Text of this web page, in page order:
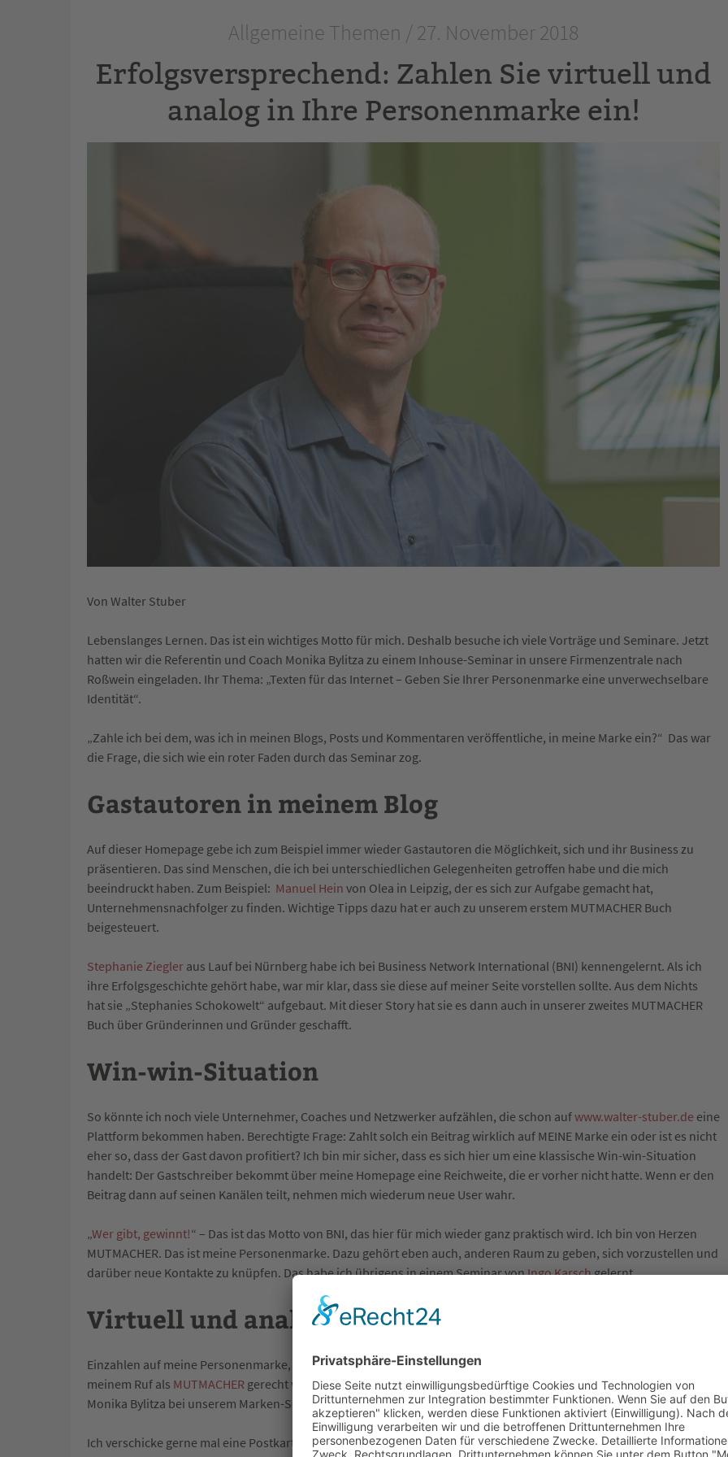
Allgemeine Themen / 27. November 2018
Erfolgsversprechend: Zahlen Sie virtuell und
analog in Ihre Personenmarke ein!
Von Walter Stuber
Lebenslanges Lernen. Das ist ein wichtiges Motto für mich. Deshalb besuche ich viele Vorträge und Seminare. Jetzt
hatten wir die Referentin und Coach Monika Bylitza zu einem Inhouse-Seminar in unsere Firmenzentrale nach
Roßwein eingeladen. Ihr Thema: „Texten für das Internet – Geben Sie Ihrer Personenmarke eine unverwechselbare
Identität“.
„Zahle ich bei dem, was ich in meinen Blogs, Posts und Kommentaren veröffentliche, in meine Marke ein?“ Das war
die Frage, die sich wie ein roter Faden durch das Seminar zog.
Gastautoren in meinem Blog
Auf dieser Homepage gebe ich zum Beispiel immer wieder Gastautoren die Möglichkeit, sich und ihr Business zu
präsentieren. Das sind Menschen, die ich bei unterschiedlichen Gelegenheiten getroffen habe und die mich
beeindruckt haben. Zum Beispiel: Manuel Hein von Olea in Leipzig, der es sich zur Aufgabe gemacht hat,
Unternehmensnachfolger zu finden. Wichtige Tipps dazu hat er auch zu unserem erstem MUTMACHER Buch
beigesteuert.
Stephanie Ziegler aus Lauf bei Nürnberg habe ich bei Business Network International (BNI) kennengelernt. Als ich
ihre Erfolgsgeschichte gehört habe, war mir klar, dass sie diese auf meiner Seite vorstellen sollte. Aus dem Nichts
hat sie „Stephanies Schokowelt“ aufgebaut. Mit dieser Story hat sie es dann auch in unserer zweites MUTMACHER
Buch über Gründerinnen und Gründer geschafft.
Win-win-Situation
So könnte ich noch viele Unternehmer, Coaches und Netzwerker aufzählen, die schon aufwww.walter-stuber.de eine
Plattform bekommen haben. Berechtigte Frage: Zahlt solch ein Beitrag wirklich auf MEINE Marke ein oder ist es nicht
eher so, dass der Gast davon profitiert? Ich bin mir sicher, dass es sich hier um eine klassische Win-win-Situation
handelt: Der Gastschreiber bekommt über meine Homepage eine Reichweite, die er vorher nicht hatte. Wenn er den
Beitrag dann auf seinen Kanälen teilt, nehmen mich wiederum neue User wahr.
„Wer gibt, gewinnt!“ – Das ist das Motto von BNI, das hier für mich wieder ganz praktisch wird. Ich bin von Herzen
MUTMACHER. Das ist meine Personenmarke. Dazu gehört eben auch, anderen Raum zu geben, sich vorzustellen und
darüber neue Kontakte zu knüpfen. Das habe ich übrigens in einem Seminar vonIngo Karschgelernt.
Virtuell und analog müssen übereinstimmen
Einzahlen auf meine Personenmarke, das geht nicht nur im Netz. Im „echten Leben“ ist es erst recht wichtig, dass ich
meinem Ruf als MUTMACHER gerecht werde. „Virtuell und analog müssen übereinstimmen!“, war ein Satz von
Monika Bylitza bei unserem Marken-Seminar.
Ich verschicke gerne mal eine Postkarte, einen Blumenstrauß oder ich rufe einfach mal jemanden an, vom dem ich